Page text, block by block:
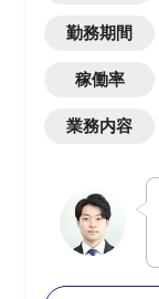
勤務期間
稼働率
業務内容